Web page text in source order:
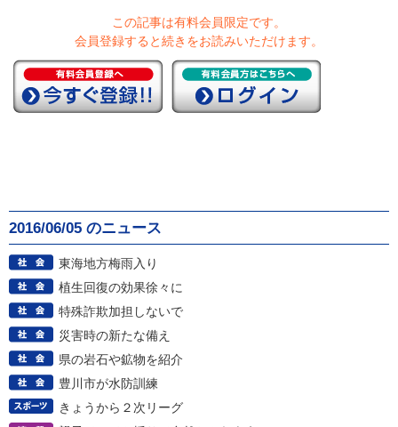
この記事は有料会員限定です。
会員登録すると続きをお読みいただけます。
2016/06/05 のニュース
東海地方梅雨入り
植生回復の効果徐々に
特殊詐欺加担しないで
災害時の新たな備え
県の岩石や鉱物を紹介
豊川市が水防訓練
きょうから２次リーグ